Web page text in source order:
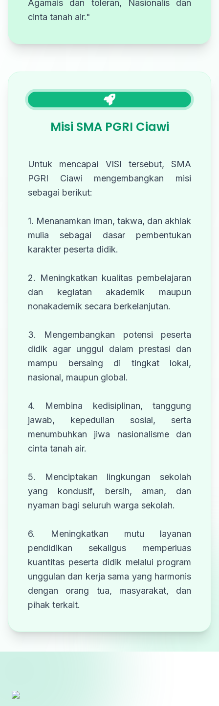
Agamais dan toleran, Nasionalis dan
cinta tanah air."
Misi SMA PGRI Ciawi
Untuk mencapai VISI tersebut, SMA
PGRI Ciawi mengembangkan misi
sebagai berikut:
1. Menanamkan iman, takwa, dan akhlak
mulia sebagai dasar pembentukan
karakter peserta didik.
2. Meningkatkan kualitas pembelajaran
dan kegiatan akademik maupun
nonakademik secara berkelanjutan.
3. Mengembangkan potensi peserta
didik agar unggul dalam prestasi dan
mampu bersaing di tingkat lokal,
nasional, maupun global.
4. Membina kedisiplinan, tanggung
jawab, kepedulian sosial, serta
menumbuhkan jiwa nasionalisme dan
cinta tanah air.
5. Menciptakan lingkungan sekolah
yang kondusif, bersih, aman, dan
nyaman bagi seluruh warga sekolah.
6. Meningkatkan mutu layanan
pendidikan sekaligus memperluas
kuantitas peserta didik melalui program
unggulan dan kerja sama yang harmonis
dengan orang tua, masyarakat, dan
pihak terkait.